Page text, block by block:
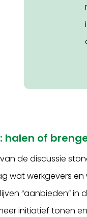
halen of
de discussie
wat werkgevers
“aanbieden”
initiatief tonen